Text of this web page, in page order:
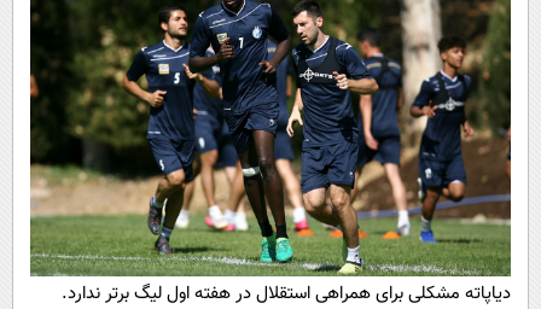
سرگرمی
فناوری
گوناگون
حوادث
محیط زیست
سلامت
فرهنگی
پیامک
روانشناسی
آشپزی
دانلود
دیاپاته مشکلی برای همراهی استقلال در هفته اول لیگ برتر ندارد.